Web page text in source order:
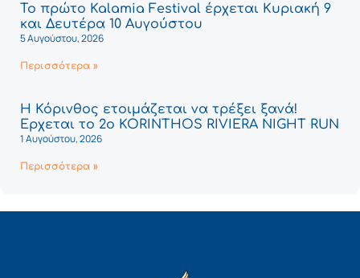
Το πρώτο Kalamia Festival έρχεται Κυριακή 9
και Δευτέρα 10 Αυγούστου
5 Αυγούστου, 2026
Περισσότερα »
Η Κόρινθος ετοιμάζεται να τρέξει ξανά!
Έρχεται το 2ο KORINTHOS RIVIERA NIGHT RUN
1 Αυγούστου, 2026
Περισσότερα »